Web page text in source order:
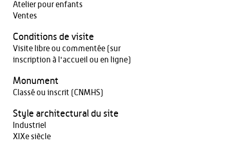
Atelier pour enfants
Ventes
Conditions de visite
Visite libre ou commentée (sur
inscription à l'accueil ou en ligne)
Monument
Classé ou inscrit (CNMHS)
Style architectural du site
Industriel
XIXe siècle